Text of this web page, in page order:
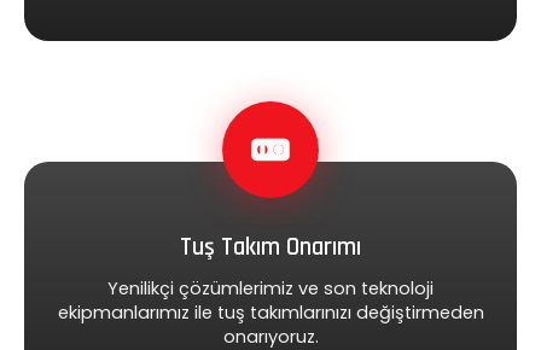
Tuş Takım Onarımı
Yenilikçi çözümlerimiz ve son teknoloji
ekipmanlarımız ile tuş takımlarınızı değiştirmeden
onarıyoruz.